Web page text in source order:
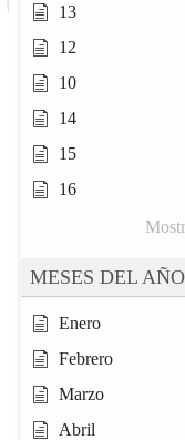
13
12
10
14
15
16
MESES DEL AÑO
Enero
Febrero
Marzo
Abril